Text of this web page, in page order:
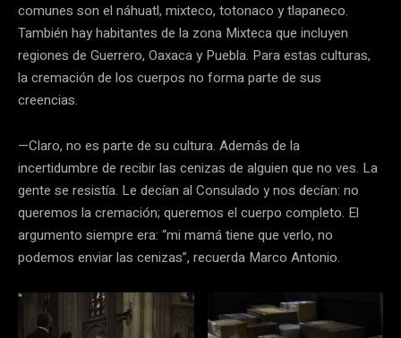
comunes son el náhuatl, mixteco, totonaco y tlapaneco.
También hay habitantes de la zona Mixteca que incluyen
regiones de Guerrero, Oaxaca y Puebla. Para estas culturas,
la cremación de los cuerpos no forma parte de sus
creencias.
—Claro, no es parte de su cultura. Además de la
incertidumbre de recibir las cenizas de alguien que no ves. La
gente se resistía. Le decían al Consulado y nos decían: no
queremos la cremación; queremos el cuerpo completo. El
argumento siempre era: “mi mamá tiene que verlo, no
podemos enviar las cenizas”, recuerda Marco Antonio.